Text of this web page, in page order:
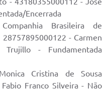
Encerrada
Brasileira de
- Carmen
- Fundamentada
Cristina de Sousa
Franco Silveira - Não